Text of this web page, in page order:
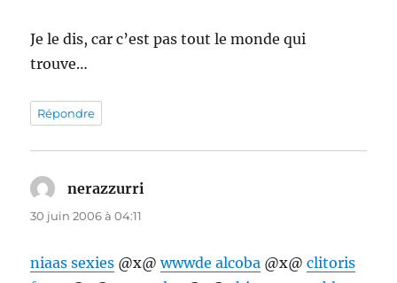
Je le dis, car c’est pas tout le monde qui
trouve…
Répondre
nerazzurri
30 juin 2006 à 04:11
niaas sexies @x@wwwde alcoba @x@clitoris